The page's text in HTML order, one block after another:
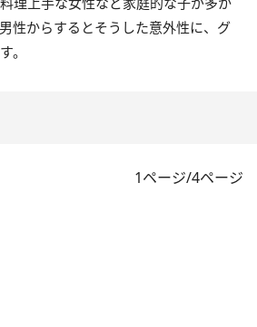
性からするとそうした意外性に、グ
。
1ページ/4ページ